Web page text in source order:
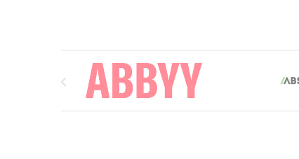
Brands Carousel